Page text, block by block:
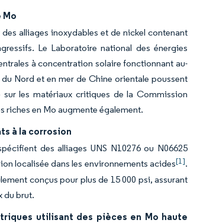
alliages inoxydables et de nickel contenant
Le Laboratoire national des énergies
à concentration solaire fonctionnant au-
Nord et en mer de Chine orientale poussent
les matériaux critiques de la Commission
riches en Mo augmente également.
à la corrosion
des alliages UNS N10276 ou N06625
localisée dans les environnements acides[1].
conçus pour plus de 15 000 psi, assurant
du brut.
utilisant des pièces en Mo haute